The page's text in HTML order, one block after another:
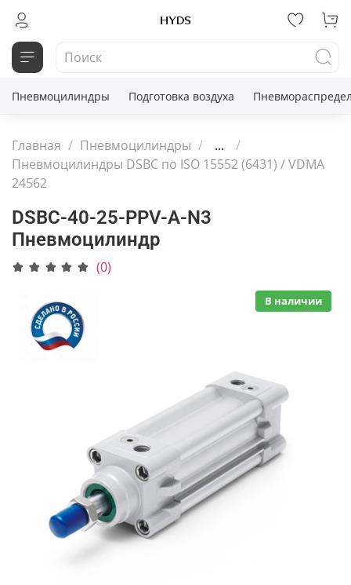
Пневмоцилиндры Подготовка воздуха
Главная Пневмоцилиндры
...
Пневмоцилиндры DSBC по ISO 15552 (6431) / VDMA
24562
DSBC-40-25-PPV-A-N3
Пневмоцилиндр
(0)
В наличии